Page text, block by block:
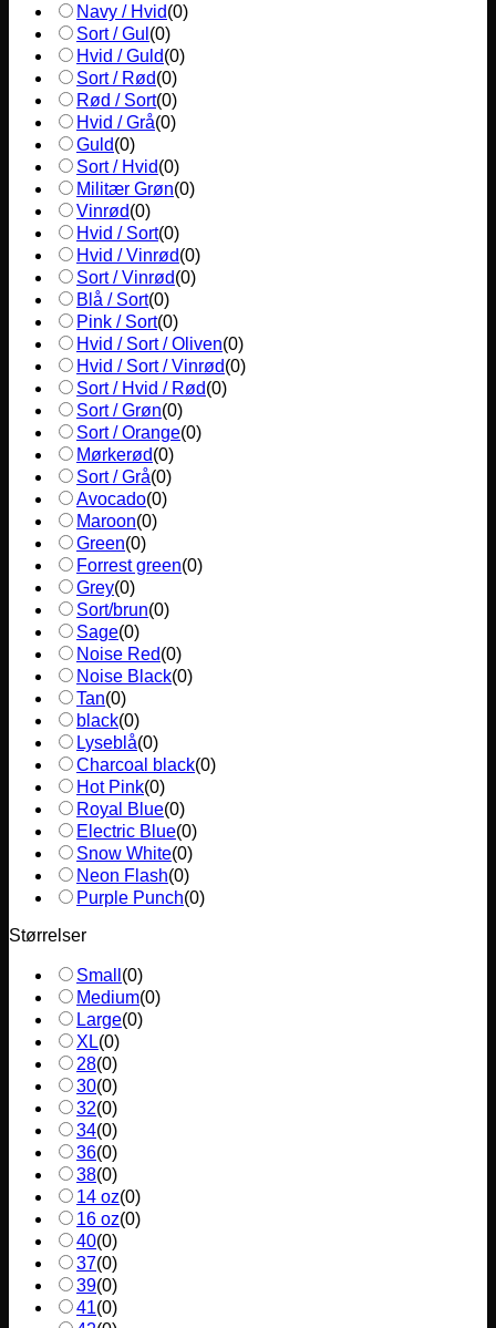
Navy / Hvid(0)
Sort / Gul (0)
Hvid / Guld(0)
Sort / Rød(0)
Rød / Sort(0)
Hvid / Grå(0)
Guld(0)
Sort / Hvid(0)
Militær Grøn(0)
Vinrød(0)
Hvid / Sort(0)
Hvid / Vinrød(0)
Sort / Vinrød(0)
Blå / Sort(0)
Pink / Sort(0)
Hvid / Sort / Oliven(0)
Hvid / Sort / Vinrød(0)
Sort / Hvid / Rød(0)
Sort / Grøn(0)
Sort / Orange(0)
Mørkerød(0)
Sort / Grå(0)
Avocado(0)
Maroon(0)
Green(0)
Forrest green(0)
Grey(0)
Sort/brun(0)
Sage(0)
Noise Red(0)
Noise Black(0)
Tan(0)
black(0)
Lyseblå(0)
Charcoal black(0)
Hot Pink(0)
Royal Blue(0)
Electric Blue(0)
Snow White(0)
Neon Flash(0)
Purple Punch(0)
Størrelser
Small (0)
Medium(0)
Large(0)
XL(0)
28(0)
30(0)
32(0)
34(0)
36(0)
38(0)
14 oz(0)
16 oz(0)
40(0)
37(0)
39(0)
41(0)